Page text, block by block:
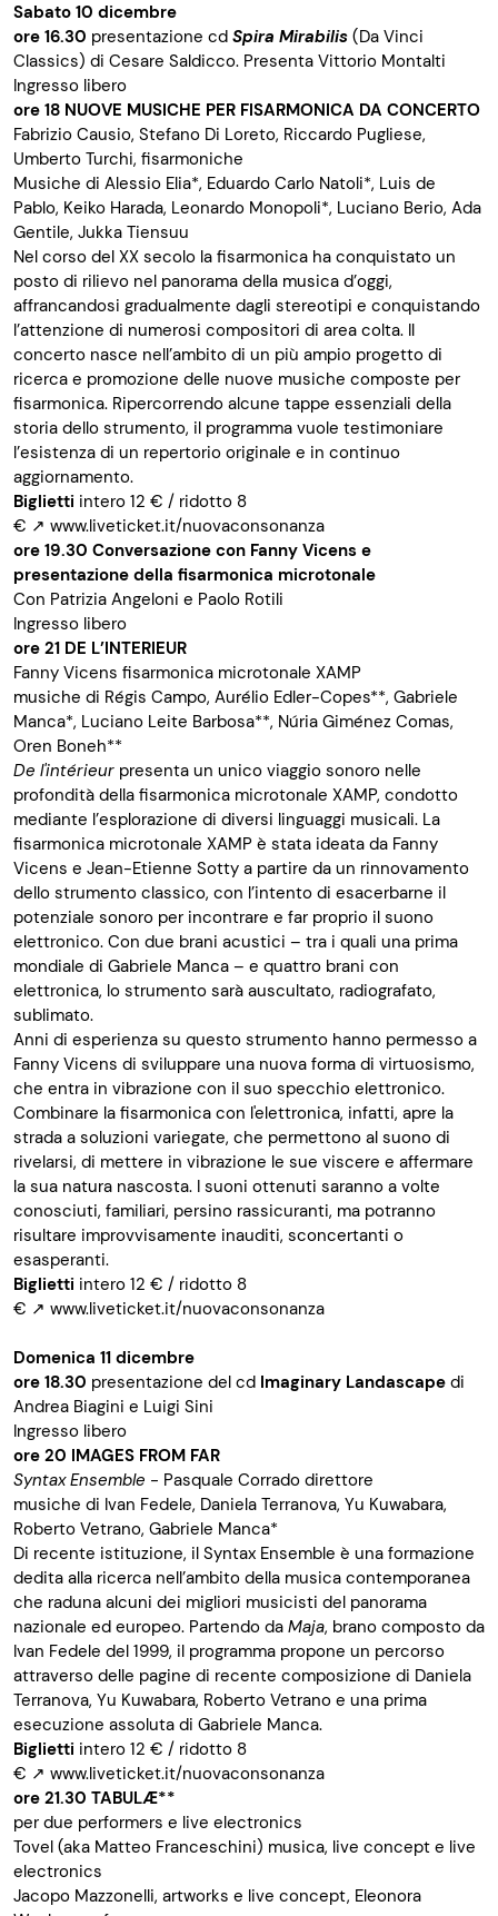
Sabato 10 dicembre
ore 16.30 presentazione cd Spira Mirabilis (Da Vinci
Classics) di Cesare Saldicco. Presenta Vittorio Montalti
Ingresso libero
ore 18 NUOVE MUSICHE PER FISARMONICA DA CONCERTO
Fabrizio Causio, Stefano Di Loreto, Riccardo Pugliese,
Umberto Turchi, fisarmoniche
Musiche di Alessio Elia*, Eduardo Carlo Natoli*, Luis de
Pablo, Keiko Harada, Leonardo Monopoli*, Luciano Berio, Ada
Gentile, Jukka Tiensuu
Nel corso del XX secolo la fisarmonica ha conquistato un
posto di rilievo nel panorama della musica d’oggi,
affrancandosi gradualmente dagli stereotipi e conquistando
l’attenzione di numerosi compositori di area colta. Il
concerto nasce nell’ambito di un più ampio progetto di
ricerca e promozione delle nuove musiche composte per
fisarmonica. Ripercorrendo alcune tappe essenziali della
storia dello strumento, il programma vuole testimoniare
l’esistenza di un repertorio originale e in continuo
aggiornamento.
Biglietti intero 12 € / ridotto 8
€ ↗ www.liveticket.it/nuovaconsonanza
ore 19.30 Conversazione con Fanny Vicens e
presentazione della fisarmonica microtonale
Con Patrizia Angeloni e Paolo Rotili
Ingresso libero
ore 21 DE L’INTERIEUR
Fanny Vicens fisarmonica microtonale XAMP
musiche di Régis Campo, Aurélio Edler-Copes**, Gabriele
Manca*, Luciano Leite Barbosa**, Núria Giménez Comas,
Oren Boneh**
De l'intérieur presenta un unico viaggio sonoro nelle
profondità della fisarmonica microtonale XAMP, condotto
mediante l’esplorazione di diversi linguaggi musicali. La
fisarmonica microtonale XAMP è stata ideata da Fanny
Vicens e Jean-Etienne Sotty a partire da un rinnovamento
dello strumento classico, con l’intento di esacerbarne il
potenziale sonoro per incontrare e far proprio il suono
elettronico. Con due brani acustici – tra i quali una prima
mondiale di Gabriele Manca – e quattro brani con
elettronica, lo strumento sarà auscultato, radiografato,
sublimato.
Anni di esperienza su questo strumento hanno permesso a
Fanny Vicens di sviluppare una nuova forma di virtuosismo,
che entra in vibrazione con il suo specchio elettronico.
Combinare la fisarmonica con l'elettronica, infatti, apre la
strada a soluzioni variegate, che permettono al suono di
rivelarsi, di mettere in vibrazione le sue viscere e affermare
la sua natura nascosta. I suoni ottenuti saranno a volte
conosciuti, familiari, persino rassicuranti, ma potranno
risultare improvvisamente inauditi, sconcertanti o
esasperanti.
Biglietti intero 12 € / ridotto 8
€ ↗ www.liveticket.it/nuovaconsonanza
Domenica 11 dicembre
ore 18.30 presentazione del cd Imaginary Landascape di
Andrea Biagini e Luigi Sini
Ingresso libero
ore 20 IMAGES FROM FAR
Syntax Ensemble - Pasquale Corrado direttore
musiche di Ivan Fedele, Daniela Terranova, Yu Kuwabara,
Roberto Vetrano, Gabriele Manca*
Di recente istituzione, il Syntax Ensemble è una formazione
dedita alla ricerca nell’ambito della musica contemporanea
che raduna alcuni dei migliori musicisti del panorama
nazionale ed europeo. Partendo da Maja, brano composto da
Ivan Fedele del 1999, il programma propone un percorso
attraverso delle pagine di recente composizione di Daniela
Terranova, Yu Kuwabara, Roberto Vetrano e una prima
esecuzione assoluta di Gabriele Manca.
Biglietti intero 12 € / ridotto 8
€ ↗ www.liveticket.it/nuovaconsonanza
ore 21.30 TABULÆ**
per due performers e live electronics
Tovel (aka Matteo Franceschini) musica, live concept e live
electronics
Jacopo Mazzonelli, artworks e live concept, Eleonora